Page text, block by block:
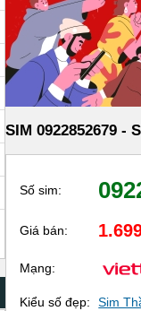
SIM 0922852679 -
Số sim:
Giá bán:
Mạng:
Kiểu số đẹp: Sim